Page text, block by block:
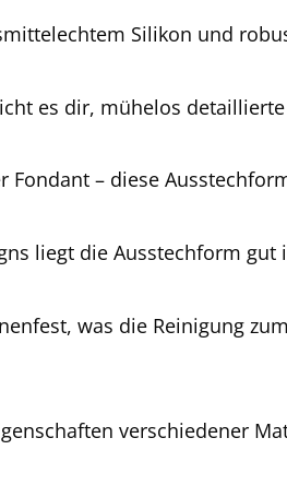
Silikon und
es dir, mühelos
Fondant – diese
liegt die Ausstechform gut
was die Reinigung
verschiedener